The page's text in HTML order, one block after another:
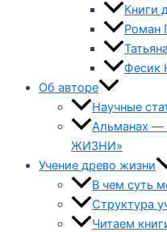
Книги
Роман
Фесик
Об авторе
Научные
Альманах —
ЖИЗНИ»
Учение древо жизни
В чем суть
Структура
Читаем